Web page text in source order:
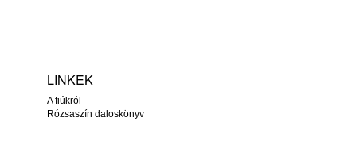
LINKEK
A fiúkról
Rózsaszín daloskönyv